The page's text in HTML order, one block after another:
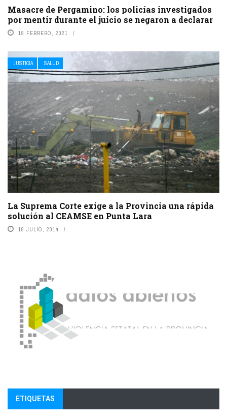
Masacre de Pergamino: los policías investigados
por mentir durante el juicio se negaron a declarar
19 FEBRERO, 2021
JUSTICIA SALUD
La Suprema Corte exige a la Provincia una rápida
solución al CEAMSE en Punta Lara
18 JULIO, 2014
ETIQUETAS